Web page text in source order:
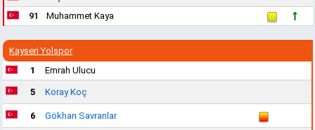
91
Muhammet Kaya
Kayseri Yolspor
1
Emrah Ulucu
5 Koray Koç
6 Gökhan Savranlar